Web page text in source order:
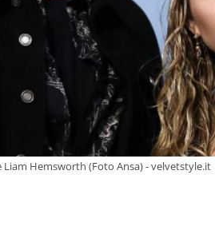
Hemsworth (Foto Ansa) - velvetstyle.it